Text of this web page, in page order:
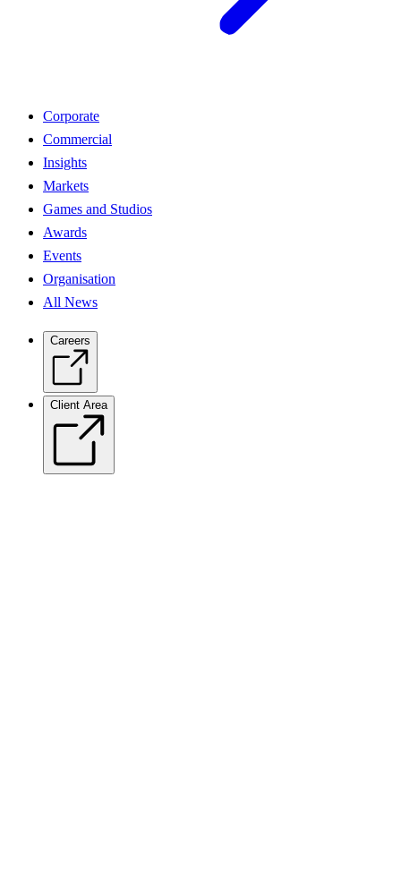
Corporate
Commercial
Insights
Markets
Games and Studios
Awards
Events
Organisation
All News
Careers
Client Area